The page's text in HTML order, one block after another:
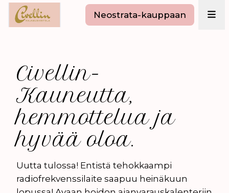
Neostrata-kauppaan
Civellin-
Kauneutta,
hemmottelua ja
hyvää oloa.
Uutta tulossa! Entistä tehokkaampi
radiofrekvenssilaite saapuu heinäkuun